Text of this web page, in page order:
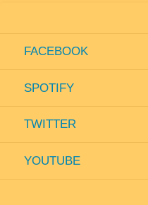
FACEBOOK
SPOTIFY
TWITTER
YOUTUBE